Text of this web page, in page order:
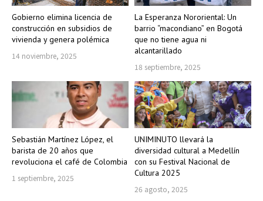
Gobierno elimina licencia de
construcción en subsidios de
vivienda y genera polémica
14 noviembre, 2025
La Esperanza Nororiental: Un
barrio “macondiano” en Bogotá
que no tiene agua ni
alcantarillado
18 septiembre, 2025
Sebastián Martínez López, el
barista de 20 años que
revoluciona el café de Colombia
1 septiembre, 2025
UNIMINUTO llevará la
diversidad cultural a Medellín
con su Festival Nacional de
Cultura 2025
26 agosto, 2025